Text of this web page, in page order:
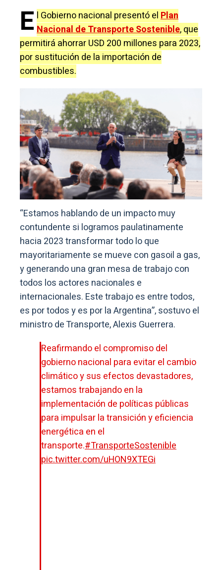
E l Gobierno nacional presentó elPlan
Nacional de Transporte Sostenible, que
permitirá ahorrar USD 200 millones para 2023,
por sustitución de la importación de
combustibles.
“Estamos hablando de un impacto muy
contundente si logramos paulatinamente
hacia 2023 transformar todo lo que
mayoritariamente se mueve con gasoil a gas,
y generando una gran mesa de trabajo con
todos los actores nacionales e
internacionales. Este trabajo es entre todos,
es por todos y es por la Argentina”, sostuvo el
ministro de Transporte, Alexis Guerrera.
Reafirmando el compromiso del
gobierno nacional para evitar el cambio
climático y sus efectos devastadores,
estamos trabajando en la
implementación de políticas públicas
para impulsar la transición y eficiencia
energética en el
transporte.#TransporteSostenible
pic.twitter.com/uHON9XTEGi